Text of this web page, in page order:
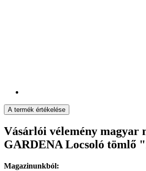
A termék értékelése
Vásárlói vélemény magyar
GARDENA Locsoló tömlő
Magazinunkból: